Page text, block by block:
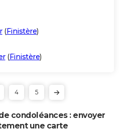
(Finistère)
(Finistère)
4 5
condoléances : envoyer
une carte